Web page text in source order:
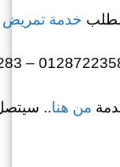
خدمة تمريض
من هنا..